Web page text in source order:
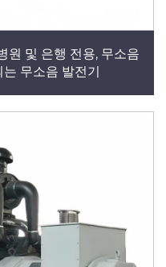
및 은행 전용, 무소음
무소음 발전기